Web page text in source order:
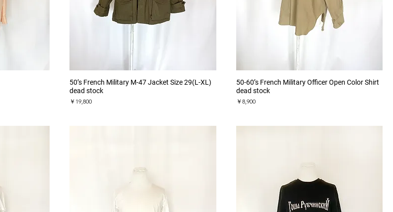
クイックビュー
50’s French Military M-47 Jacket Size 29(L-XL)
dead stock
価格
￥19,800
クイックビュー
50-60’s French Military Officer Open Color Shirt
dead stock
価格
￥8,900